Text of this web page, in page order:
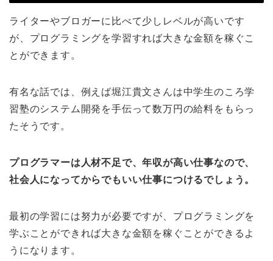
ライターやブロガーに比べて少しレベルが高いです
が、プログラミングを学習すれば大きな金額を稼ぐこ
とができます。
有名な話では、例えば堀江貴文さんは中学生のころ学
習塾のシステム開発を手伝って数万円の給料をもらっ
たそうです。
プログラマーは人材不足で、年収が高い仕事なので、
社会人になってからでもいい仕事につけるでしょう。
最初の学習には努力が必要ですが、プログラミングを
学ぶことができれば大きな金額を稼ぐことができるよ
うになります。